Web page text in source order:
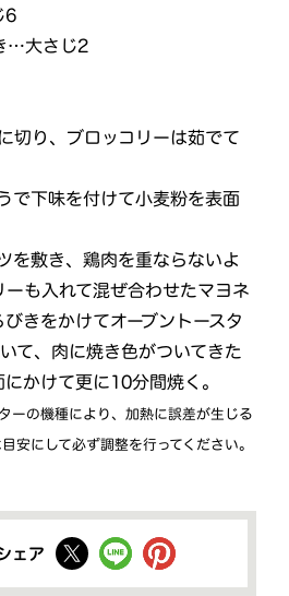
6
…大さじ2
切り、ブロッコリーは茹でて
で下味を付けて小麦粉を表面
を敷き、鶏肉を重ならないよ
ーも入れて混ぜ合わせたマヨネ
きをかけてオーブントースタ
て、肉に焼き色がついてきた
かけて更に10分間焼く。
ーの機種により、加熱に誤差が生じる
安にして必ず調整を行ってください。
ェア